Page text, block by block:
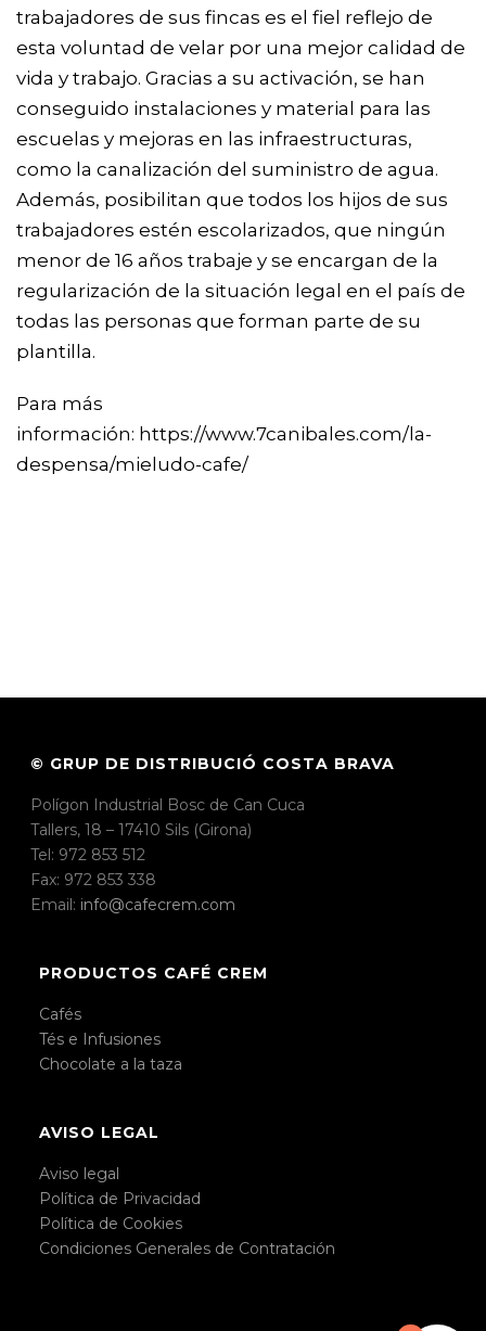
trabajadores de sus fincas es el fiel reflejo de
esta voluntad de velar por una mejor calidad de
vida y trabajo. Gracias a su activación, se han
conseguido instalaciones y material para las
escuelas y mejoras en las infraestructuras,
como la canalización del suministro de agua.
Además, posibilitan que todos los hijos de sus
trabajadores estén escolarizados, que ningún
menor de 16 años trabaje y se encargan de la
regularización de la situación legal en el país de
todas las personas que forman parte de su
plantilla.
Para más
información: https://www.7canibales.com/la-
despensa/mieludo-cafe/
© GRUP DE DISTRIBUCIÓ COSTA BRAVA
Polígon Industrial Bosc de Can Cuca
Tallers, 18 – 17410 Sils (Girona)
Tel: 972 853 512
Fax: 972 853 338
Email: info@cafecrem.com
PRODUCTOS CAFÉ CREM
Cafés
Tés e Infusiones
Chocolate a la taza
AVISO LEGAL
Aviso legal
Política de Privacidad
Política de Cookies
Condiciones Generales de Contratación